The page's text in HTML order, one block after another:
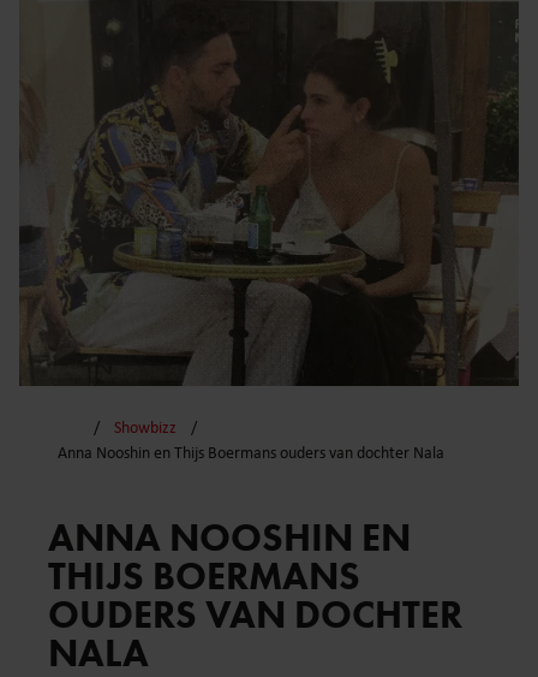
Showbizz
Anna Nooshin en Thijs Boermans ouders van dochter Nala
ANNA NOOSHIN EN
THIJS BOERMANS
OUDERS VAN DOCHTER
NALA